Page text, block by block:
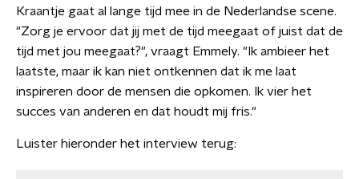
Kraantje gaat al lange tijd mee in de Nederlandse scene.
"Zorg je ervoor dat jij met de tijd meegaat of juist dat de
tijd met jou meegaat?", vraagt Emmely. "Ik ambieer het
laatste, maar ik kan niet ontkennen dat ik me laat
inspireren door de mensen die opkomen. Ik vier het
succes van anderen en dat houdt mij fris."
Luister hieronder het interview terug: